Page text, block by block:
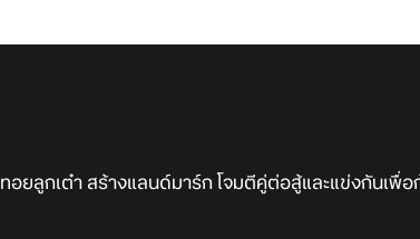
ทอยลูกเต๋า สร้างแลนด์มาร์ก โจมตีคู่ต่อสู้และแข่งกันเพื่